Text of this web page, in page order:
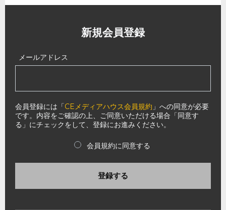
新規会員登録
メールアドレス
会員登録には「CEメディアハウス会員規約 」への同意が必要
です。内容をご確認の上、ご同意いただける場合「同意す
る」にチェックをして、登録にお進みください。
会員規約に同意する
登録する